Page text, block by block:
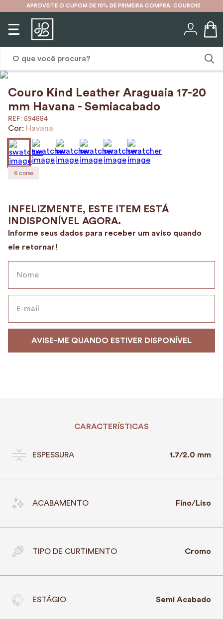
APROVEITE O CUPOM DE 10% DE PRIMEIRA COMPRA: COURO10
Couro Kind Leather Araguaia 17-20
mm Havana - Semiacabado
: 594884
Cor: Havana
6cores
CARACTERÍSTICAS
ESPESSURA 1.7/2.0 mm
ACABAMENTO Fino/Liso
TIPO DE CURTIMENTO Cromo
ESTÁGIO Semi Acabado
1º
karina
mochila
3 º
couro
4º
cinto
5º
bolsa
8º
carteira
9º
alvorada